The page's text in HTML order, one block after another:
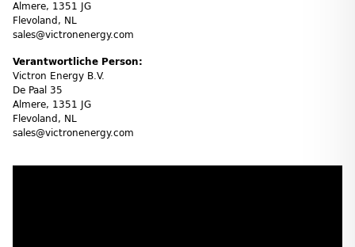
Almere, 1351 JG
Flevoland, NL
sales@victronenergy.com
Verantwortliche Person:
Victron Energy B.V.
De Paal 35
Almere, 1351 JG
Flevoland, NL
sales@victronenergy.com